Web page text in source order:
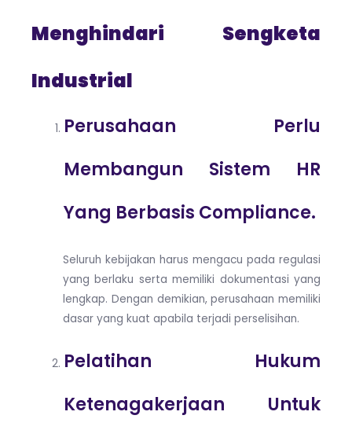
Menghindari Sengketa
Industrial
Perusahaan Perlu
Membangun Sistem HR
Yang Berbasis Compliance.
Seluruh kebijakan harus mengacu pada regulasi
yang berlaku serta memiliki dokumentasi yang
lengkap. Dengan demikian, perusahaan memiliki
dasar yang kuat apabila terjadi perselisihan.
Pelatihan Hukum
Ketenagakerjaan Untuk